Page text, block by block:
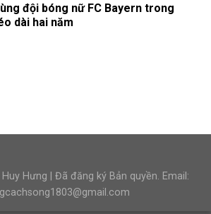
đội bóng nữ FC Bayern trong
dài hai năm
Huy Hưng | Đã đăng ký Bản quyền. Email: